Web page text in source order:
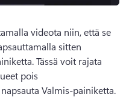
videota niin, että se
sitten
Tässä voit rajata
pois
Valmis-painiketta.